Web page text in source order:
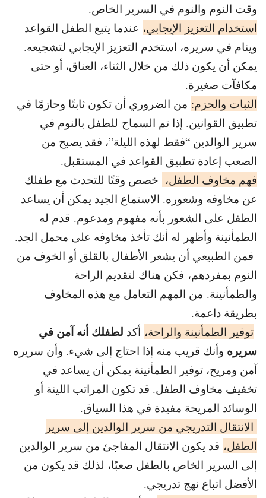
وقت النوم والنوم في السرير الخاص.
استخدام التعزيز الإيجابي، عندما يتبع الطفل القواعد
وينام في سريره، استخدم التعزيز الإيجابي لتشجيعه.
يمكن أن يكون ذلك من خلال الثناء، العناق، أو حتى
مكافآت صغيرة.
الثبات والحزم: من الضروري أن تكون ثابتًا وحازمًا في
تطبيق القوانين. إذا تم السماح للطفل بالنوم في
سرير الوالدين “فقط لهذه الليلة”، فقد يصبح من
الصعب إعادة تطبيق القواعد في المستقبل.
فهم مخاوف الطفل، خصص وقتًا للتحدث مع طفلك
عن مخاوفه وشعوره. الاستماع الجيد يمكن أن يساعد
الطفل على الشعور بأنه مفهوم ومدعوم. قدم له
الطمأنينة وأظهر له أنك تأخذ مخاوفه على محمل الجد.
فمن الطبيعي أن يشعر الأطفال بالقلق أو الخوف من
النوم بمفردهم، فكن هناك لتقديم الراحة
والطمأنينة. من المهم التعامل مع هذه المخاوف
بطريقة داعمة.
توفير الطمأنينة والراحة، أكد لطفلك أنه آمن في
سريره وأنك قريب منه إذا احتاج إلى شيء. وأن سريره
آمن ومريح، توفير الطمأنينة يمكن أن يساعد في
تخفيف مخاوف الطفل. قد تكون المراتب اللينة أو
الوسائد المريحة مفيدة في هذا السياق.
الانتقال التدريجي من سرير الوالدين إلى سرير
الطفل، قد يكون الانتقال المفاجئ من سرير الوالدين
إلى السرير الخاص بالطفل صعبًا، لذلك قد يكون من
الأفضل اتباع نهج تدريجي.